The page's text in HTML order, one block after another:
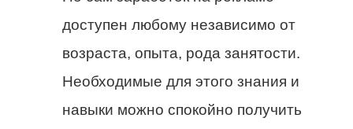
доступен любому независимо от
возраста, опыта, рода занятости.
Необходимые для этого знания и
навыки можно спокойно получить